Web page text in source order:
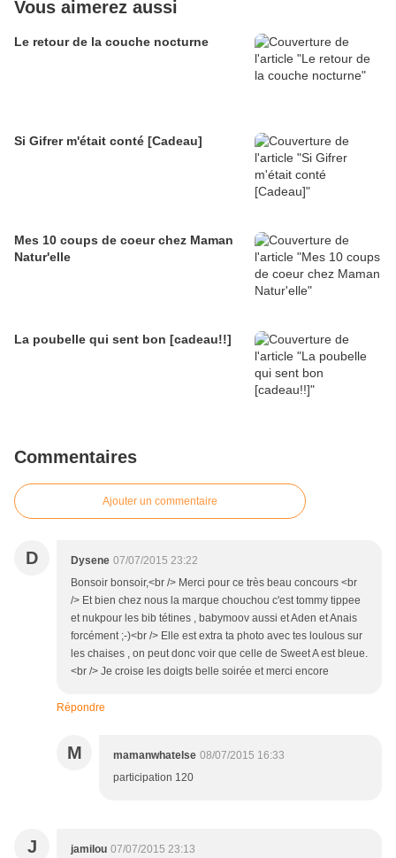
Vous aimerez aussi
Le retour de la couche nocturne
Si Gifrer m'était conté [Cadeau]
Mes 10 coups de coeur chez Maman
Natur'elle
La poubelle qui sent bon [cadeau!!]
Commentaires
Ajouter un commentaire
D Dysene 07/07/2015 23:22
Bonsoir bonsoir,<br /> Merci pour ce très beau concours <br
/> Et bien chez nous la marque chouchou c'est tommy tippee
et nukpour les bib tétines , babymoov aussi et Aden et Anais
forcément ;-)<br /> Elle est extra ta photo avec tes loulous sur
les chaises , on peut donc voir que celle de Sweet A est bleue.
<br /> Je croise les doigts belle soirée et merci encore
Répondre
M mamanwhatelse 08/07/2015 16:33
participation 120
J jamilou 07/07/2015 23:13